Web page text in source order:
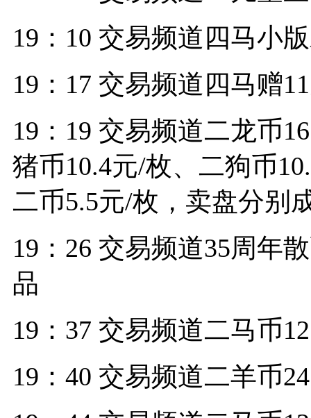
19：10 交易频道四马小
19：17 交易频道四马赠
19：19 交易频道二龙币
猪币10.4元/枚、二狗币
二币5.5元/枚，卖盘分别
19：26 交易频道35周年
品
19：37 交易频道二马币
19：40 交易频道二羊币